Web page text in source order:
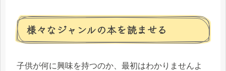
様々なジャンルの本を読ませる
子供が何に興味を持つのか、最初はわかりませんよ